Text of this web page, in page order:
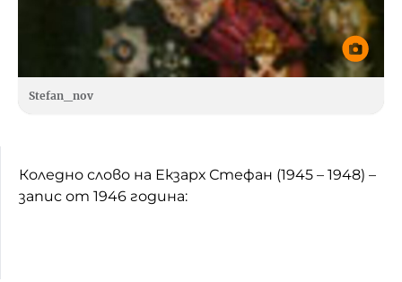
Stefan_nov
Коледно слово на Екзарх Стефан (1945 – 1948) –
запис от 1946 година: